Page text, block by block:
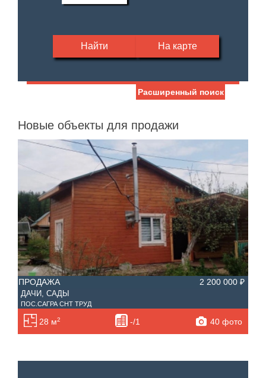
Найти На карте
Жилая площадь
Санузел
Балконов
Лоджий
Этаж
—
Этажность
—
Не первый
Не последний
Материал дома
Ипотека
Обмен
Расширенный поиск
Новые объекты для продажи
ПРОДАЖА 2 200 000 ₽
ДАЧИ, САДЫ
ПОС.САГРА СНТ ТРУД
28 м2 -/1 40 фото